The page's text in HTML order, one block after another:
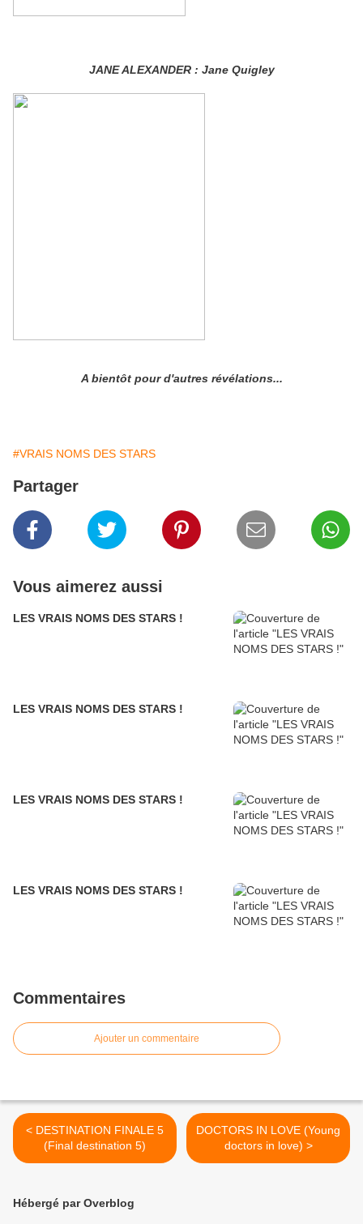
JANE ALEXANDER : Jane Quigley
A bientôt pour d'autres révélations...
#VRAIS NOMS DES STARS
Partager
Vous aimerez aussi
LES VRAIS NOMS DES STARS !
LES VRAIS NOMS DES STARS !
LES VRAIS NOMS DES STARS !
LES VRAIS NOMS DES STARS !
Commentaires
Ajouter un commentaire
< DESTINATION FINALE 5
(Final destination 5)
DOCTORS IN LOVE (Young
doctors in love) >
Hébergé par Overblog